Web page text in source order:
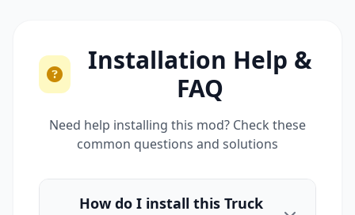
Installation Help &
FAQ
Need help installing this mod? Check these
common questions and solutions
How do I install this Truck